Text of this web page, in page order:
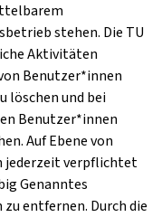
stehen. Die TU
Aktivitäten
Benutzer*innen
löschen und bei
Benutzer*innen
Auf Ebene von
jederzeit verpflichtet
Genanntes
entfernen. Durch die